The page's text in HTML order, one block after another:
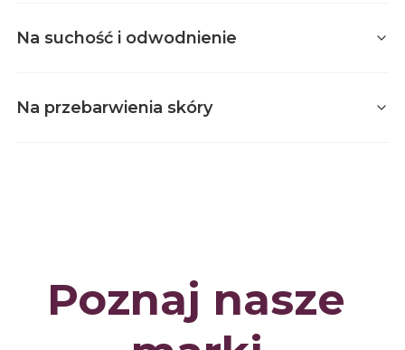
Nacomi Next Lvl -
Serum do twarzy -
Granactive Retinoid
Pro+ 2% - 30ml
Na suchość i odwodnienie
Producent Nacomi Next Level
Nacomi Next Level
Na przebarwienia skóry
Producent Nacomi Next Level
Nacomi Next Level
Poznaj nasze